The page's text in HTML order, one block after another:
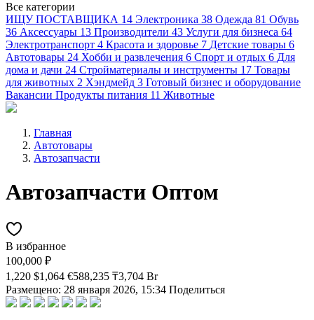
Все категории
ИЩУ ПОСТАВЩИКА 14 Электроника 38 Одежда 81 Обувь
36 Аксессуары 13 Производители 43 Услуги для бизнеса 64
Электротранспорт 4 Красота и здоровье 7 Детские товары 6
Автотовары 24 Хобби и развлечения 6 Спорт и отдых 6 Для
дома и дачи 24 Стройматериалы и инструменты 17 Товары
для животных 2 Хэндмейд 3 Готовый бизнес и оборудование
Вакансии Продукты питания 11 Животные
Главная
Автотовары
Автозапчасти
Автозапчасти Оптом
В избранное
100,000 ₽
1,220 $1,064 €588,235 ₸3,704 Br
Размещено: 28 января 2026, 15:34 Поделиться